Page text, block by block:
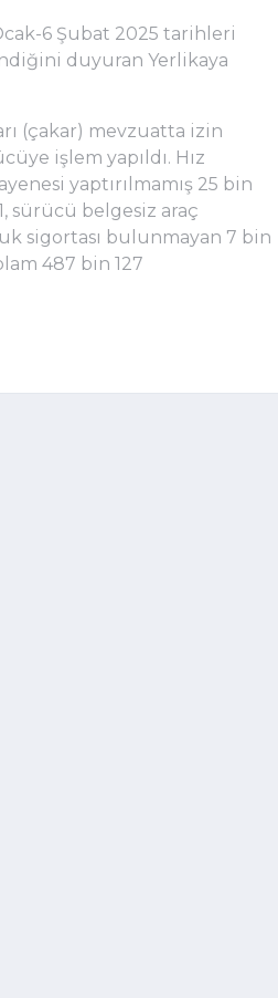
6 Şubat 2025 tarihleri
duyuran Yerlikaya
(çakar) mevzuatta izin
işlem yapıldı. Hız
yaptırılmamış 25 bin
sürücü belgesiz araç
sigortası bulunmayan 7 bin
487 bin 127